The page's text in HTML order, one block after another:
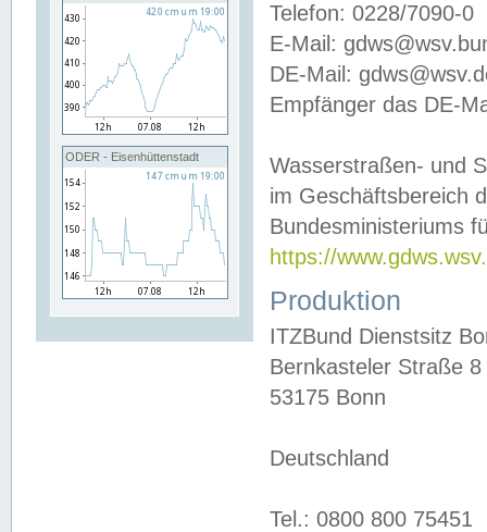
ODER - Eisenhüttenstadt
Telefon: 0228/7090-0
E-Mail:
DE-Mail:
Empfänger das DE-
Wasserstraßen- und
im Geschäftsbereich
Bundesministeriums
https://
Produktion
ITZBund Dienstsitz
Bernkasteler Straße 8
53175 Bonn
Deutschland
Tel.: 0800 800 75451